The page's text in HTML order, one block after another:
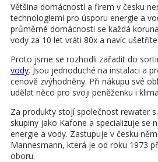
Většina domácností a firem v česku
technologiemi pro úsporu energie a
průměrné domácnosti se každá
vody za 10 let vráti 80x a navíc
Proto jsme se rozhodli zařadit do
vody. Jsou jednoduché na instalaci a
cenově zvýhodněny. Při nákupu své
udělat něco pro svoji peněženku i
Za produkty stojí společnost rewater
skupiny jako Kafone a specializuje se
energie a vody. Zastupuje v česku
Mannesmann, která je od roku 1973
oboru.